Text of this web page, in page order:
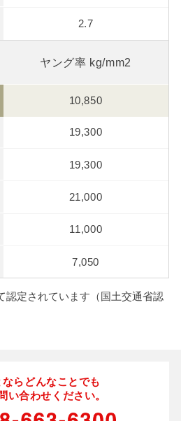
2.7
ヤング率 kg/mm2
10,850
19,300
19,300
21,000
11,000
7,050
認定されています（国土交通省認
らどんなことでも
い合わせください。